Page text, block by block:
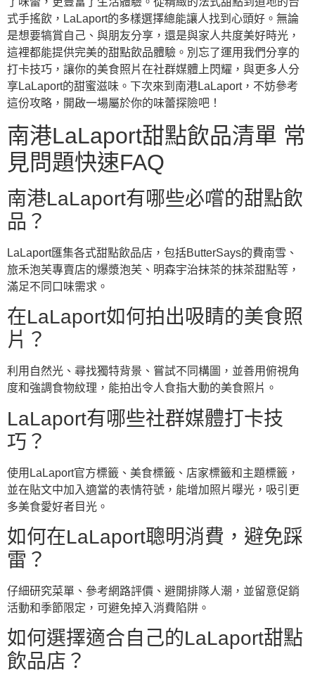
式手搖飲，LaLaport的多樣選擇總能讓人找到心頭好。無論
是想要犒賞自己、與朋友分享，還是與家人共度美好時光，
這裡都能提供完美的甜點飲品體驗。別忘了運用我們分享的
打卡技巧，讓你的美食照片在社群媒體上閃耀，與更多人分
享LaLaport的甜蜜滋味。下次來到南港LaLaport，不妨參考
這份攻略，開啟一場屬於你的味蕾探險吧！
南港LaLaport甜點飲品清單 常
見問題快速FAQ
南港LaLaport有哪些必嚐的甜點飲
品？
LaLaport匯集各式甜點飲品店，包括ButterSays的費南雪、
旅禾泡芙專賣店的爆漿泡芙、明森宇治抹茶的抹茶甜點等，
滿足不同口味需求。
在LaLaport如何拍出吸睛的美食照
片？
利用自然光、尋找獨特背景、嘗試不同構圖，並善用俯視角
度和強調食物紋理，能拍出令人食指大動的美食照片。
LaLaport有哪些社群媒體打卡技
巧？
使用LaLaport官方標籤、美食標籤、店家標籤和主題標籤，
並在貼文中加入適當的表情符號，能增加照片曝光，吸引更
多美食愛好者目光。
如何在LaLaport聰明消費，避免踩
雷？
仔細研究菜單、參考網路評價、避開排隊人潮，並留意促銷
活動和季節限定，可避免掉入消費陷阱。
如何選擇適合自己的LaLaport甜點
飲品店？